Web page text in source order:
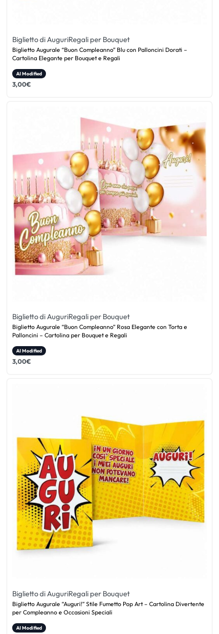
Biglietto di AuguriRegali per Bouquet
Biglietto Augurale “Buon Compleanno” Blu con Palloncini Dorati –
Cartolina Elegante per Bouquet e Regali
AI Modified
3,00€
Biglietto di AuguriRegali per Bouquet
Biglietto Augurale “Buon Compleanno” Rosa Elegante con Torta e
Palloncini – Cartolina per Bouquet e Regali
AI Modified
3,00€
Biglietto di AuguriRegali per Bouquet
Biglietto Augurale “Auguri!” Stile Fumetto Pop Art – Cartolina Divertente
per Compleanno e Occasioni Speciali
AI Modified